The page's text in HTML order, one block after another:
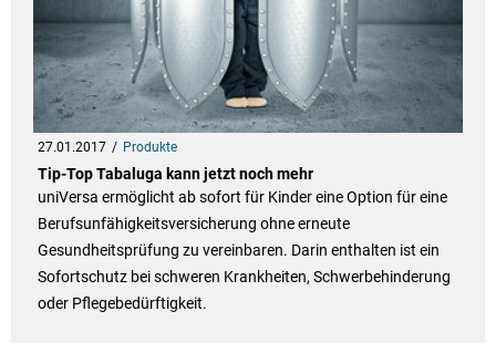
27.01.2017 Produkte
Tip-Top Tabaluga kann jetzt noch mehr
uniVersa ermöglicht ab sofort für Kinder eine Option für eine
Berufsunfähigkeitsversicherung ohne erneute
Gesundheitsprüfung zu vereinbaren. Darin enthalten ist ein
Sofortschutz bei schweren Krankheiten, Schwerbehinderung
oder Pflegebedürftigkeit.